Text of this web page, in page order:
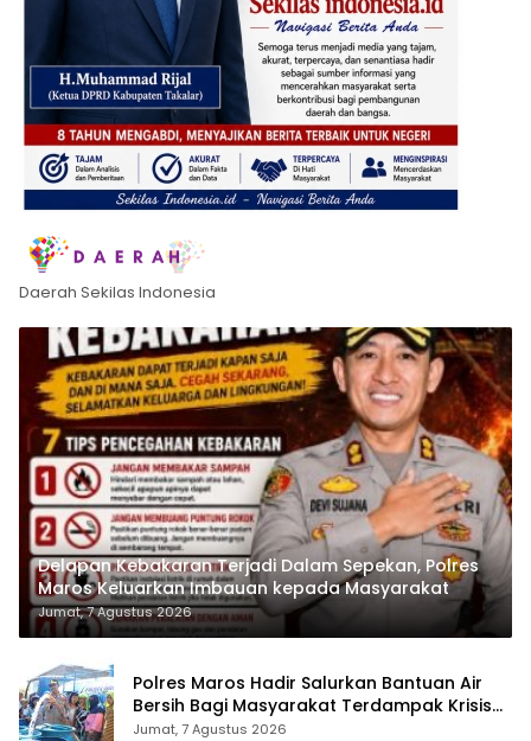
Daerah Sekilas Indonesia
Delapan Kebakaran Terjadi Dalam Sepekan, Polres
Maros Keluarkan Imbauan kepada Masyarakat
Jumat, 7 Agustus 2026
Polres Maros Hadir Salurkan Bantuan Air
Bersih Bagi Masyarakat Terdampak Krisis
Air Bersih Di Maros
Jumat, 7 Agustus 2026